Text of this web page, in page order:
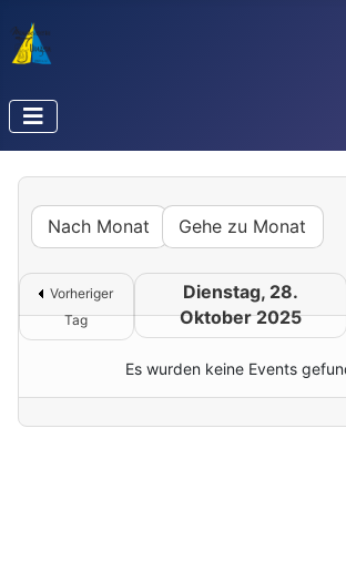
Nach Monat Gehe zu Monat
Vorheriger
Tag
Dienstag, 28.
Oktober 2025
Es wurden keine Events